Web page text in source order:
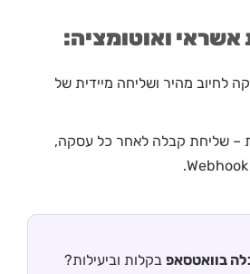
אשראי ואוטומציה:
לחיוב מהיר ושליחה מיידית של
– שליחת קבלה לאחר כל עסקה,
בוואטסאפ בקלות וביעילות?